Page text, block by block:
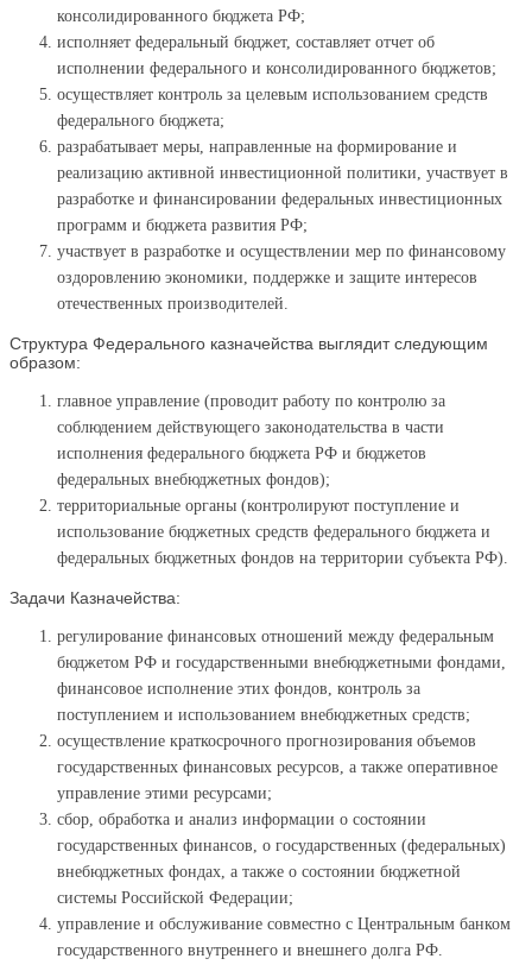
консолидированного бюджета РФ;
исполняет федеральный бюджет, составляет отчет об
исполнении федерального и консолидированного бюджетов;
осуществляет контроль за целевым использованием средств
федерального бюджета;
разрабатывает меры, направленные на формирование и
реализацию активной инвестиционной политики, участвует в
разработке и финансировании федеральных инвестиционных
программ и бюджета развития РФ;
участвует в разработке и осуществлении мер по финансовому
оздоровлению экономики, поддержке и защите интересов
отечественных производителей.
Структура Федерального казначейства выглядит следующим
образом:
главное управление (проводит работу по контролю за
соблюдением действующего законодательства в части
исполнения федерального бюджета РФ и бюджетов
федеральных внебюджетных фондов);
территориальные органы (контролируют поступление и
использование бюджетных средств федерального бюджета и
федеральных бюджетных фондов на территории субъекта РФ).
Задачи Казначейства:
регулирование финансовых отношений между федеральным
бюджетом РФ и государственными внебюджетными фондами,
финансовое исполнение этих фондов, контроль за
поступлением и использованием внебюджетных средств;
осуществление краткосрочного прогнозирования объемов
государственных финансовых ресурсов, а также оперативное
управление этими ресурсами;
сбор, обработка и анализ информации о состоянии
государственных финансов, о государственных (федеральных)
внебюджетных фондах, а также о состоянии бюджетной
системы Российской Федерации;
управление и обслуживание совместно с Центральным банком
государственного внутреннего и внешнего долга РФ.